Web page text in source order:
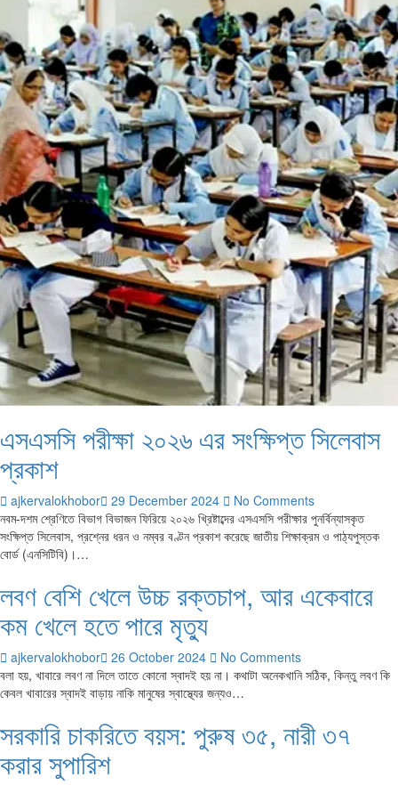
এসএসসি পরীক্ষা ২০২৬ এর সংক্ষিপ্ত সিলেবাস
প্রকাশ
ajkervalokhobor 29 December 2024
No Comments
নবম-দশম শ্রেণিতে বিভাগ বিভাজন ফিরিয়ে ২০২৬ খ্রিষ্টাব্দের এসএসসি পরীক্ষার পুনর্বিন্যাসকৃত
সংক্ষিপ্ত সিলেবাস, প্রশ্নের ধরন ও নম্বর বণ্টন প্রকাশ করেছে জাতীয় শিক্ষাক্রম ও পাঠ্যপুস্তক
বোর্ড (এনসিটিবি)।…
লবণ বেশি খেলে উচ্চ রক্তচাপ, আর একেবারে
কম খেলে হতে পারে মৃত্যু
ajkervalokhobor 26 October 2024
No Comments
বলা হয়, খাবারে লবণ না দিলে তাতে কোনো স্বাদই হয় না। কথাটা অনেকখানি সঠিক, কিন্তু লবণ কি
কেবল খাবারের স্বাদই বাড়ায় নাকি মানুষের স্বাস্থ্যের জন্যও…
সরকারি চাকরিতে বয়স: পুরুষ ৩৫, নারী ৩৭
করার সুপারিশ